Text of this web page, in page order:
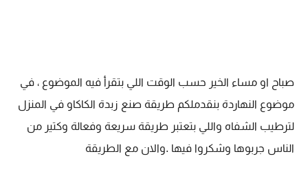
صباح او مساء الخير حسب الوقت اللي بتقرأ فيه الموضوع ، في
موضوع النهاردة بنقدملكم طريقة صنع زبدة الكاكاو في المنزل
لترطيب الشفاه واللي بتعتبر طريقة سريعة وفعالة وكتير من
الناس جربوها وشكروا فيها .والان مع الطريقة